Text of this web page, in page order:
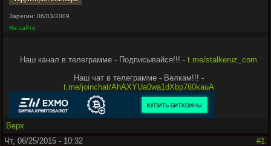
Зарегин: 06/03/2009
На сайте
Наш канал в телеграмме - Подписывайся!!! - t.me/stalkeruz_com
Наш чат в телеграмме - Велкам!!! -
t.me/joinchat/AhAXYUa0wa1dXbp760kauA
Верх
Чт, 06/25/2015 - 10:32
#1